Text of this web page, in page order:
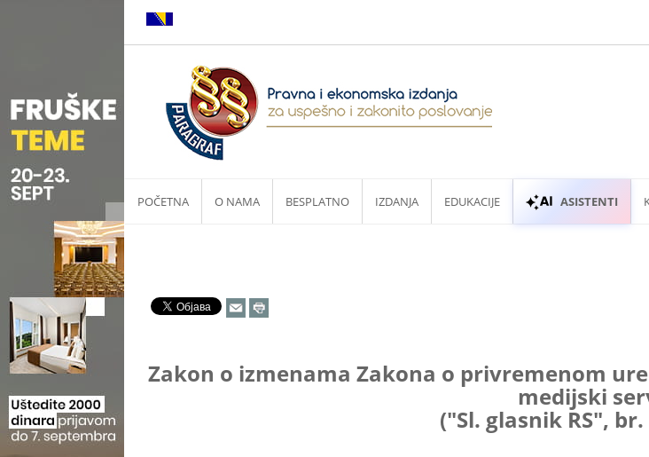
POČETNA O NAMA BESPLATNO IZDANJA EDUKACIJE ASISTENTI
Zakon o izmenama Zakona o privremenom
medijski
("Sl. glasnik RS",